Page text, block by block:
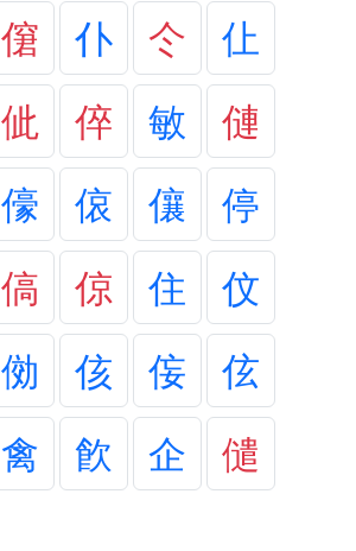
僒 仆 仒
仩
佌 倅 敏
僆
儫 偯 儴
停
傐 倞 住
伩
俲 侅 侫
伭
禽 飮 企
儙